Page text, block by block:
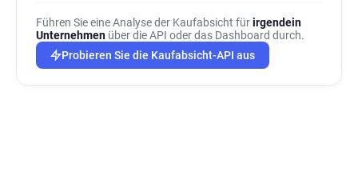
Führen Sie eine Analyse der Kaufabsicht fürirgendein
Unternehmen über die API oder das Dashboard durch.
Probieren Sie die Kaufabsicht-API aus